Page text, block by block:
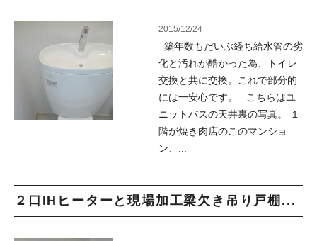
2015/12/24
築年数もだいぶ経ち給水管の劣
化と汚れが酷かった為、トイレ
交換と共に交換。これで部分的
には一安心です。 こちらはユ
ニットバスの天井裏の写真。 １
階が焼き肉店のこのマンショ
ン、...
２口IHヒーターと現場加工梁欠き吊り戸棚...